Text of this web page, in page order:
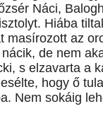
Náci,
Hiába
az
de nem
s elzavarta a
hogy ő
Nem sokáig